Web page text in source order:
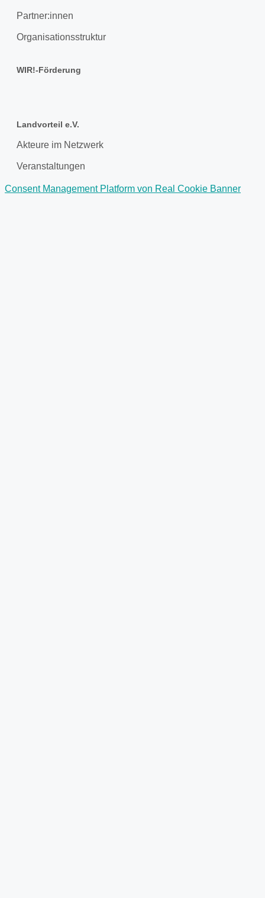
Partner:innen
Organisationsstruktur
WIR!-Förderung
Landvorteil e.V.
Akteure im Netzwerk
Veranstaltungen
Consent Management Platform von Real Cookie Banner